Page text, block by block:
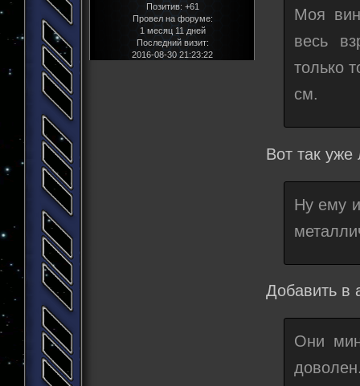
Позитив: +61
Провел на форуме:
1 месяц 11 дней
Последний визит:
2016-08-30 21:23:22
Моя
весь
только
см.
Вот так
Ну ему
Добавить в
Они